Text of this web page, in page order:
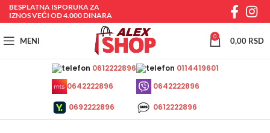
BESPLATNA ISPORUKA ZA
IZNOS VEĆI OD 4.000 DINARA
MENI 0 0,00 RSD
0612222896
0642222896
0692222896
0114419601
0642222896
0612222896